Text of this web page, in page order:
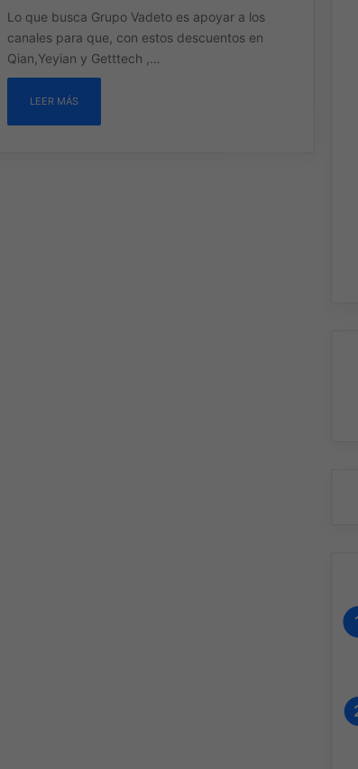
Lo que busca Grupo Vadeto es apoyar a los
canales para que, con estos descuentos en
Qian,Yeyian y Getttech ,…
LEER MÁS